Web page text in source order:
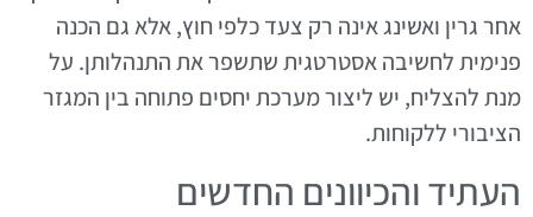
אחר גרין ואשינג אינה רק צעד כלפי חוץ, אלא גם הכנה
פנימית לחשיבה אסטרטגית שתשפר את התנהלותן. על
מנת להצליח, יש ליצור מערכת יחסים פתוחה בין המגזר
הציבורי ללקוחות.
העתיד והכיוונים החדשים